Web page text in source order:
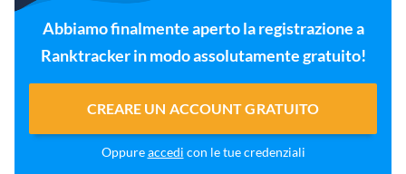
Abbiamo finalmente aperto la registrazione a
Ranktracker in modo assolutamente gratuito!
CREARE UN ACCOUNT GRATUITO
Oppureaccedi con le tue credenziali